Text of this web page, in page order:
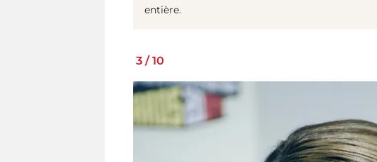
entière.
3 /10